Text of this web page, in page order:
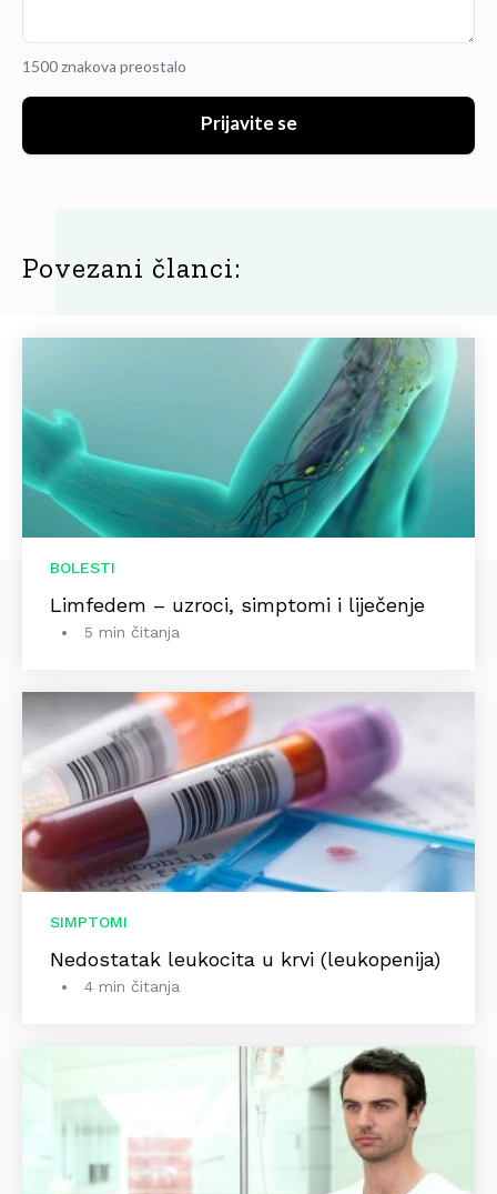
1500 znakova preostalo
Prijavite se
Povezani članci:
BOLESTI
Limfedem – uzroci, simptomi i liječenje
5 min čitanja
SIMPTOMI
Nedostatak leukocita u krvi (leukopenija)
4 min čitanja